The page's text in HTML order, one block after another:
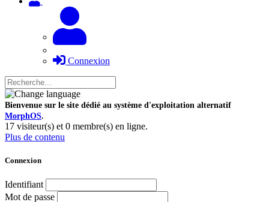
Connexion
Bienvenue sur le site dédié au système d'exploitation alternatif
MorphOS.
17 visiteur(s) et 0 membre(s) en ligne.
Plus de contenu
Connexion
Identifiant
Mot de passe